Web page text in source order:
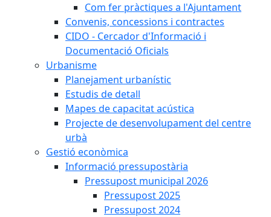
Com fer pràctiques a l'Ajuntament
Convenis, concessions i contractes
CIDO - Cercador d'Informació i
Documentació Oficials
Urbanisme
Planejament urbanístic
Estudis de detall
Mapes de capacitat acústica
Projecte de desenvolupament del centre
urbà
Gestió econòmica
Informació pressupostària
Pressupost municipal 2026
Pressupost 2025
Pressupost 2024